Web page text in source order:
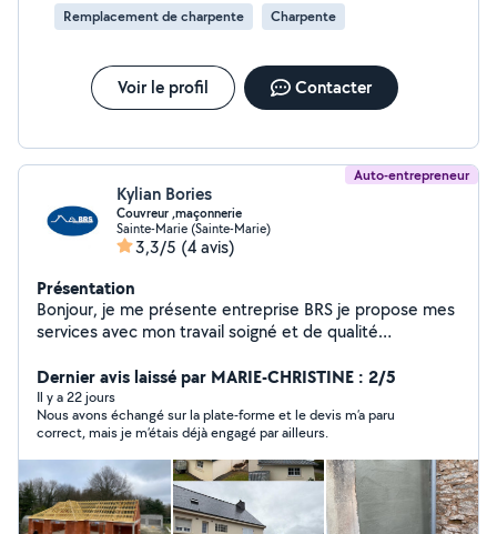
Remplacement de charpente Charpente
Voir le profil Contacter
Auto-entrepreneur
Kylian Bories
Couvreur ,maçonnerie
Sainte-Marie (Sainte-Marie)
3,3/5 (4 avis)
Présentation
Bonjour, je me présente entreprise BRS je propose mes
services avec mon travail soigné et de qualité
dallage Nettoyage gouttière Traitement anti mousse
Traitement hydrofuge Démoussage de toiture
Traitement de Couverture Pose de gouttière Étanchéité
de toiture Zinguerie, Ravalement de façade Application
de résine hydrofuge Résine hydrofuge coloré de Petit
travaux de maçonnerie Pose gouttière en zinc
Réparation et nettoyage de gouttière
Dernier avis laissé par MARIE-CHRISTINE : 2/5
Il y a 22 jours
Nous avons échangé sur la plate-forme et le devis m’a paru
correct, mais je m’étais déjà engagé par ailleurs.